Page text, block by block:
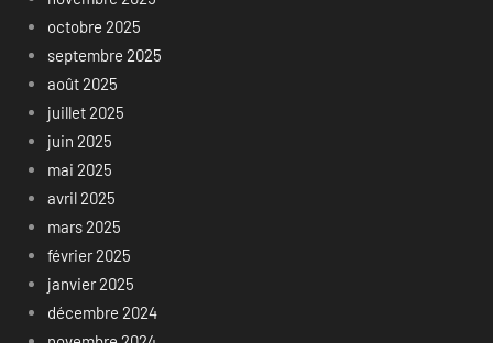
octobre 2025
septembre 2025
août 2025
juillet 2025
juin 2025
mai 2025
avril 2025
mars 2025
février 2025
janvier 2025
décembre 2024